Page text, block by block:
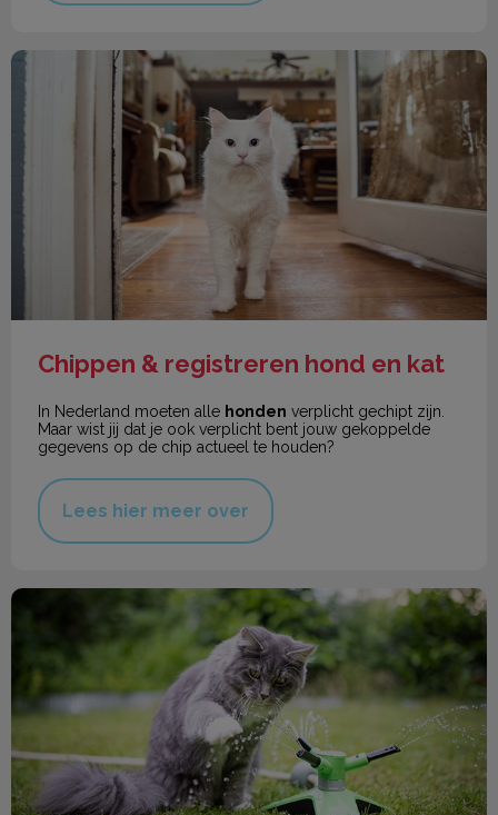
Chippen & registreren hond en kat
Chippen & registreren hond en kat
In Nederland moeten alle honden verplicht gechipt zijn.
Maar wist jij dat je ook verplicht bent jouw gekoppelde
gegevens op de chip actueel te houden?
Lees hier meer over
De zomer komt eraan!